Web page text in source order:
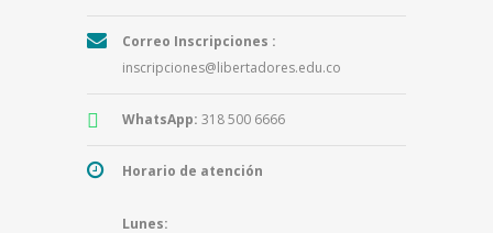
Correo Inscripciones :
inscripciones@libertadores.edu.co
WhatsApp: 318 500 6666
Horario de atención
Lunes: